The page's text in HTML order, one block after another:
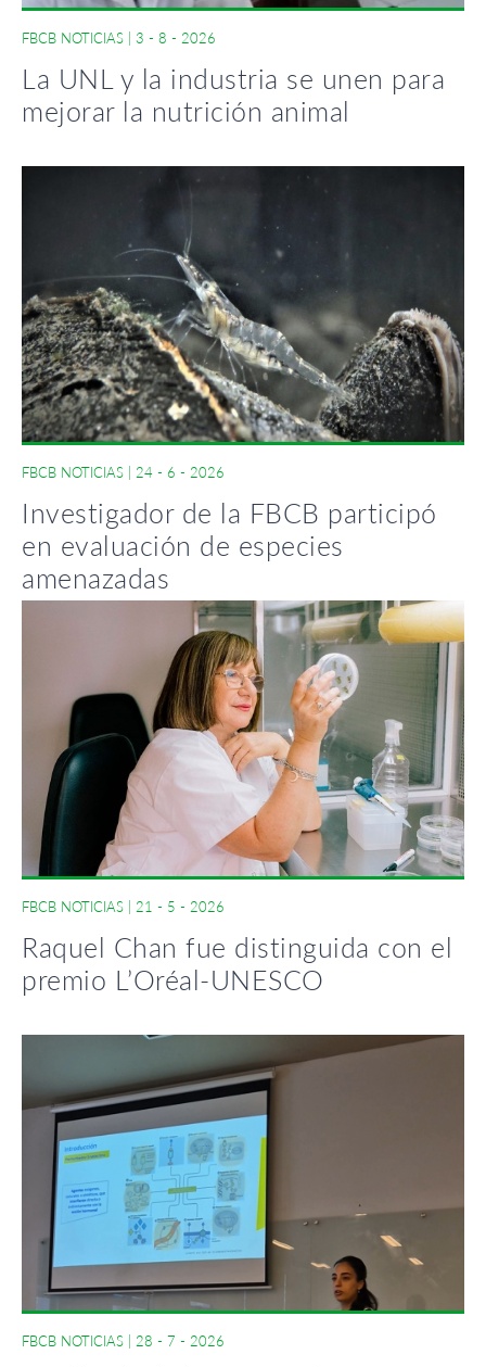
FBCB NOTICIAS | 3 - 8 - 2026
La UNL y la industria se unen para
mejorar la nutrición animal
FBCB NOTICIAS | 24 - 6 - 2026
Investigador de la FBCB participó
en evaluación de especies
amenazadas
FBCB NOTICIAS | 21 - 5 - 2026
Raquel Chan fue distinguida con el
premio L’Oréal-UNESCO
FBCB NOTICIAS | 28 - 7 - 2026